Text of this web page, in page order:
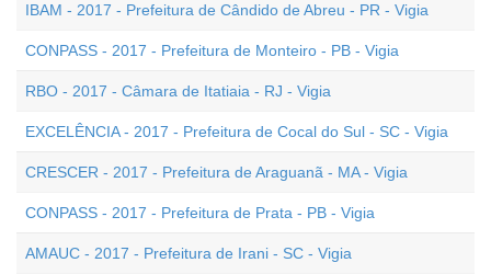
IBAM - 2017 - Prefeitura de Cândido de Abreu - PR - Vigia
CONPASS - 2017 - Prefeitura de Monteiro - PB - Vigia
RBO - 2017 - Câmara de Itatiaia - RJ - Vigia
EXCELÊNCIA - 2017 - Prefeitura de Cocal do Sul - SC - Vigia
CRESCER - 2017 - Prefeitura de Araguanã - MA - Vigia
CONPASS - 2017 - Prefeitura de Prata - PB - Vigia
AMAUC - 2017 - Prefeitura de Irani - SC - Vigia